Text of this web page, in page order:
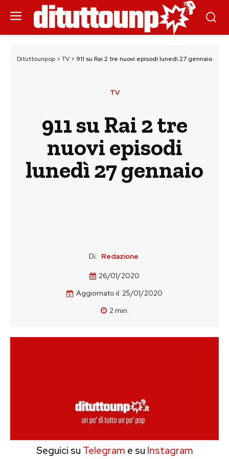
Dituttounpop > TV > 911 su Rai 2 tre nuovi episodi lunedì 27 gennaio
TV
911 su Rai 2 tre
nuovi episodi
lunedì 27 gennaio
Di: Redazione
26/01/2020
Aggiornato il: 25/01/2020
2min.
Seguici su Telegram e su Instagram